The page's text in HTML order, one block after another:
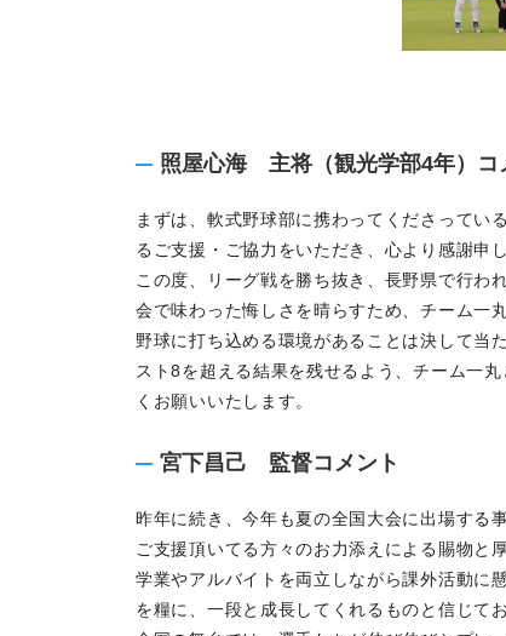
照屋心海 主将（観光学部4年）コ
まずは、軟式野球部に携わってくださってい
るご支援・ご協力をいただき、心より感謝申
この度、リーグ戦を勝ち抜き、長野県で行わ
会で味わった悔しさを晴らすため、チーム一
野球に打ち込める環境があることは決して当
スト8を超える結果を残せるよう、チーム一
くお願いいたします。
宮下昌己 監督コメント
昨年に続き、今年も夏の全国大会に出場する
ご支援頂いてる方々のお力添えによる賜物と
学業やアルバイトを両立しながら課外活動に
を糧に、一段と成長してくれるものと信じてお